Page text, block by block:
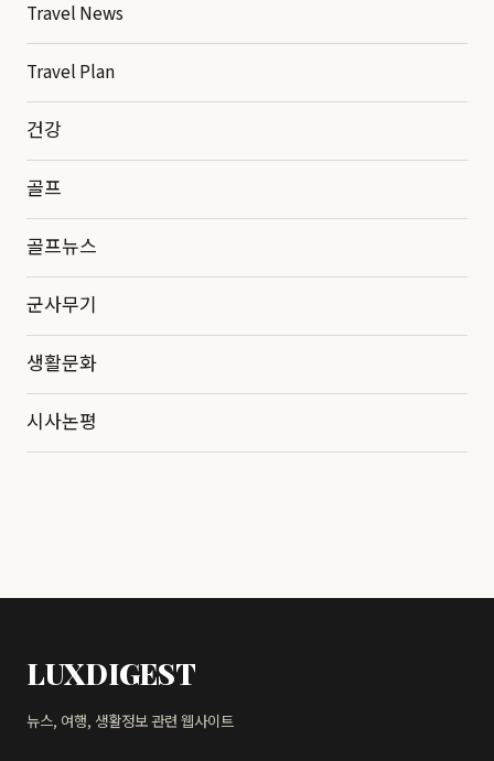
Travel News
Travel Plan
건강
골프
골프뉴스
군사무기
생활문화
시사논평
LUXDIGEST
뉴스, 여행, 생활정보 관련 웹사이트